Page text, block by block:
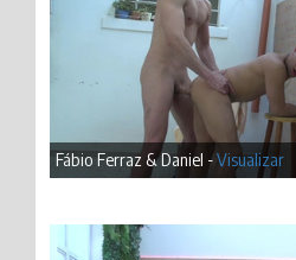
Fábio Ferraz & Daniel -Visualizar